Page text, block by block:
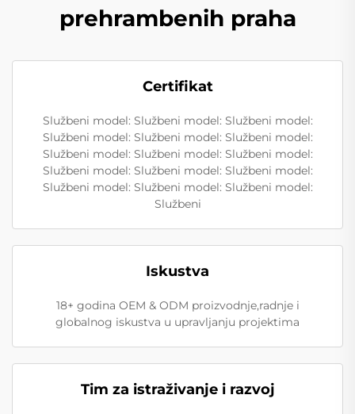
prehrambenih praha
Certifikat
Službeni model: Službeni model: Službeni model:
Službeni model: Službeni model: Službeni model:
Službeni model: Službeni model: Službeni model:
Službeni model: Službeni model: Službeni model:
Službeni model: Službeni model: Službeni model:
Službeni
Iskustva
18+ godina OEM & ODM proizvodnje,radnje i
globalnog iskustva u upravljanju projektima
Tim za istraživanje i razvoj